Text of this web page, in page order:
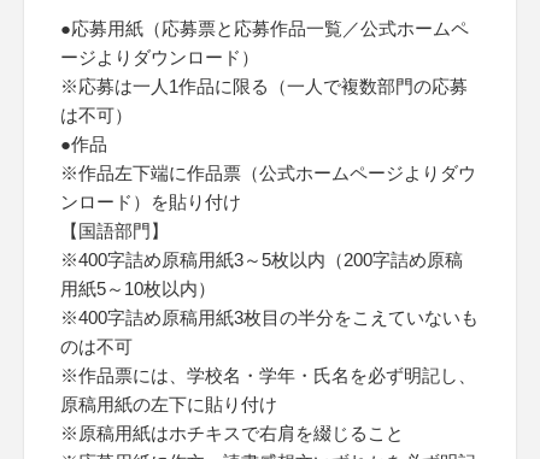
●応募用紙（応募票と応募作品一覧／公式ホームペ
ージよりダウンロード）
※応募は一人1作品に限る（一人で複数部門の応募
は不可）
●作品
※作品左下端に作品票（公式ホームページよりダウ
ンロード）を貼り付け
【国語部門】
※400字詰め原稿用紙3～5枚以内（200字詰め原稿
用紙5～10枚以内）
※400字詰め原稿用紙3枚目の半分をこえていないも
のは不可
※作品票には、学校名・学年・氏名を必ず明記し、
原稿用紙の左下に貼り付け
※原稿用紙はホチキスで右肩を綴じること